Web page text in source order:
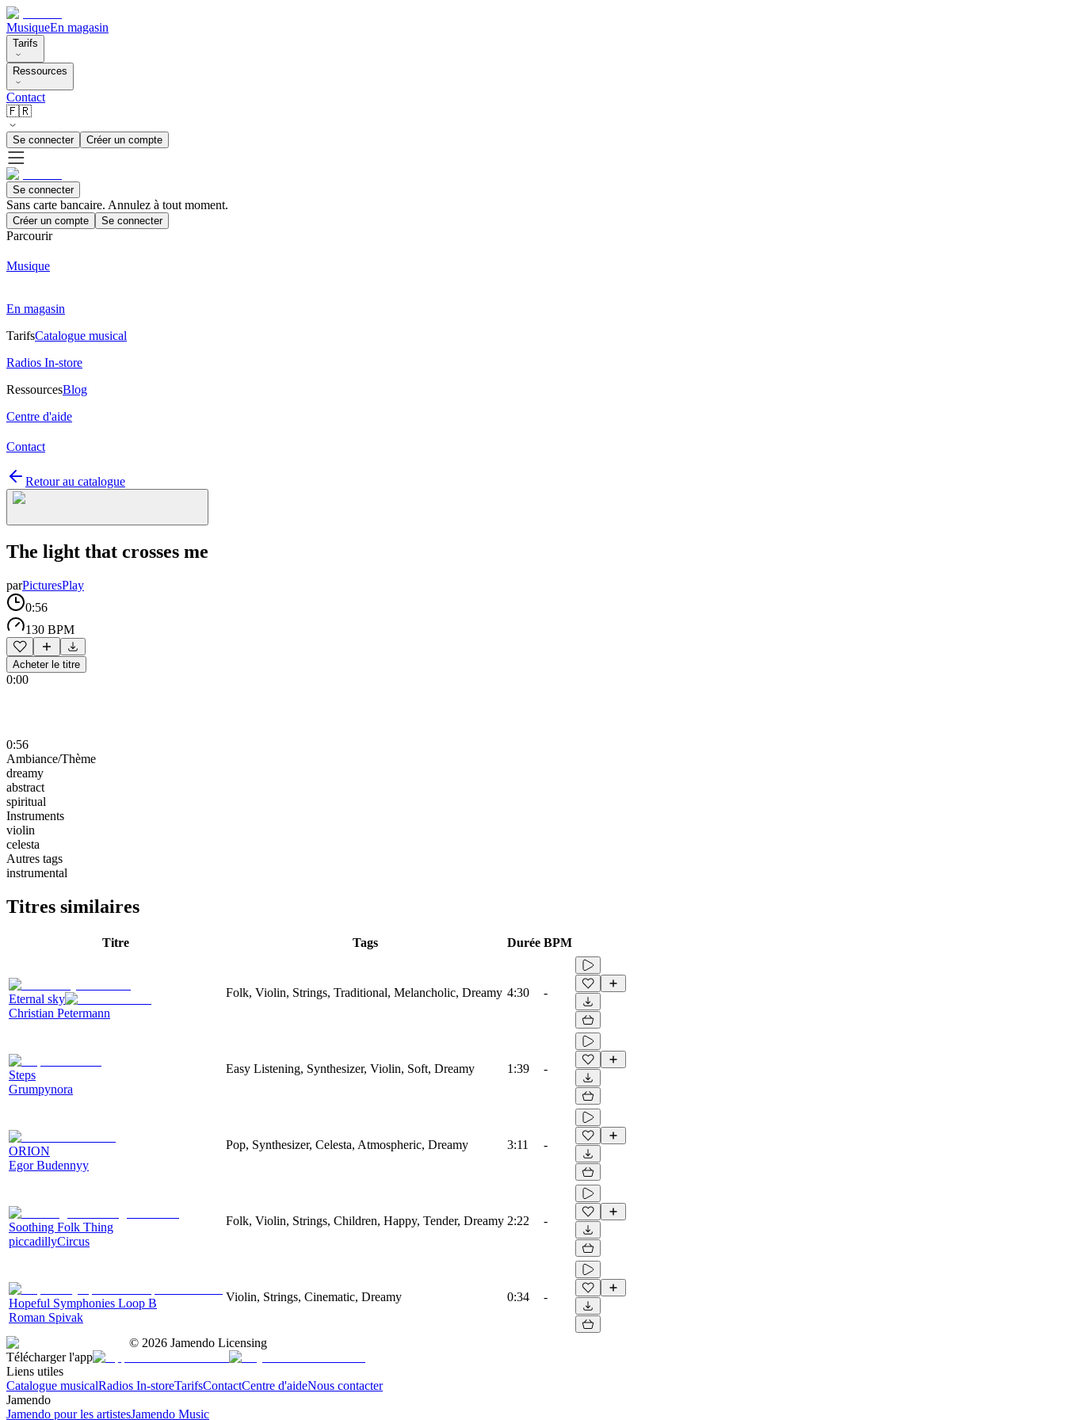
MusiqueEn magasin
Tarifs
Ressources
Contact
🇫🇷
Se connecter Créer un compte
Se connecter
Sans carte bancaire. Annulez à tout moment.
Créer un compte Se connecter
Parcourir
Musique
En magasin
TarifsCatalogue musical
Radios In-store
RessourcesBlog
Centre d'aide
Contact
Retour au catalogue
The light that crosses me
parPicturesPlay
0:56
130 BPM
Acheter le titre
0:00
0:56
Ambiance/Thème
dreamy
abstract
spiritual
Instruments
violin
celesta
Autres tags
instrumental
Titres similaires
Titre Tags Durée BPM
Eternal sky
Christian Petermann
Folk, Violin, Strings, Traditional, Melancholic, Dreamy 4:30 -
Steps
Grumpynora
Easy Listening, Synthesizer, Violin, Soft, Dreamy 1:39 -
ORION
Egor Budennyy
Pop, Synthesizer, Celesta, Atmospheric, Dreamy 3:11 -
Soothing Folk Thing
piccadillyCircus
Folk, Violin, Strings, Children, Happy, Tender, Dreamy 2:22 -
Hopeful Symphonies Loop B
Roman Spivak
Violin, Strings, Cinematic, Dreamy 0:34 -
© 2026 Jamendo Licensing
Télécharger l'app
Liens utiles
Catalogue musicalRadios In-storeTarifsContactCentre d'aideNous contacter
Jamendo
Jamendo pour les artistesJamendo Music